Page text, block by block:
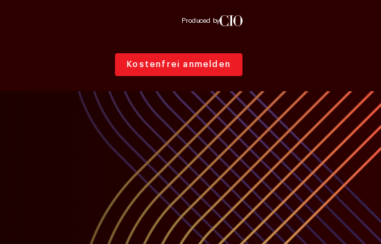
Produced by
Kostenfrei anmelden